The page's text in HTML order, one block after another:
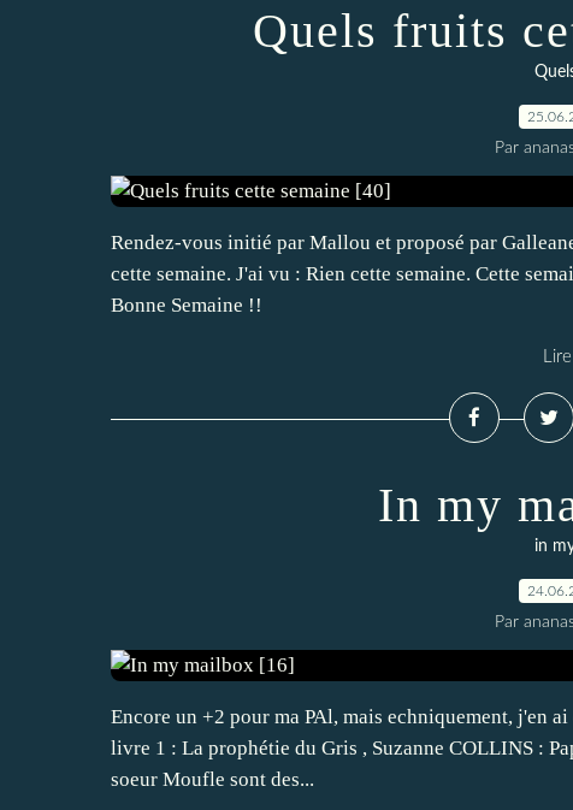
Quels fruits
Par
Rendez-vous initié par Mallou et proposé par
cette semaine. J'ai vu : Rien cette semaine. Cette
Bonne Semaine !!
In my
in
Par
Encore un +2 pour ma PAl, mais echniquement, j'en
livre 1 : La prophétie du Gris , Suzanne COLLINS :
soeur Moufle sont des...